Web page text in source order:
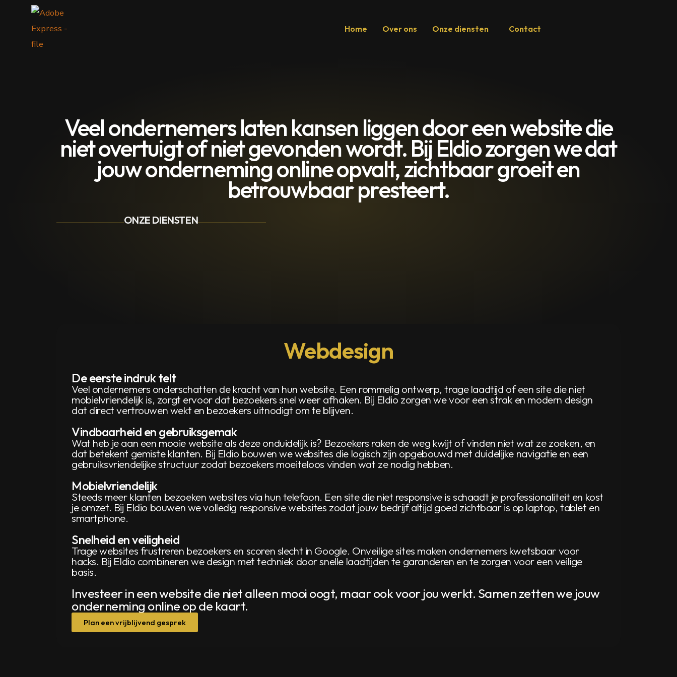
Home Over ons Onze diensten Contact
Veel ondernemers laten kansen liggen door een website die
niet overtuigt of niet gevonden wordt. Bij Eldio zorgen we dat
jouw onderneming online opvalt, zichtbaar groeit en
betrouwbaar presteert.
ONZE DIENSTEN
Webdesign
De eerste indruk telt
Veel ondernemers onderschatten de kracht van hun website. Een rommelig ontwerp, trage laadtijd of een site die niet
mobielvriendelijk is, zorgt ervoor dat bezoekers snel weer afhaken. Bij Eldio zorgen we voor een strak en modern design
dat direct vertrouwen wekt en bezoekers uitnodigt om te blijven.
Vindbaarheid en gebruiksgemak
Wat heb je aan een mooie website als deze onduidelijk is? Bezoekers raken de weg kwijt of vinden niet wat ze zoeken, en
dat betekent gemiste klanten. Bij Eldio bouwen we websites die logisch zijn opgebouwd met duidelijke navigatie en een
gebruiksvriendelijke structuur zodat bezoekers moeiteloos vinden wat ze nodig hebben.
Mobielvriendelijk
Steeds meer klanten bezoeken websites via hun telefoon. Een site die niet responsive is schaadt je professionaliteit en kost
je omzet. Bij Eldio bouwen we volledig responsive websites zodat jouw bedrijf altijd goed zichtbaar is op laptop, tablet en
smartphone.
Snelheid en veiligheid
Trage websites frustreren bezoekers en scoren slecht in Google. Onveilige sites maken ondernemers kwetsbaar voor
hacks. Bij Eldio combineren we design met techniek door snelle laadtijden te garanderen en te zorgen voor een veilige
basis.
Investeer in een website die niet alleen mooi oogt, maar ook voor jou werkt. Samen zetten we jouw
onderneming online op de kaart.
Plan een vrijblijvend gesprek